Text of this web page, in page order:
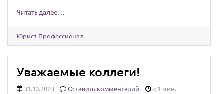
Читать далее…
Юрист-Профессионал
Уважаемые коллеги!
31.10.2023 Оставить комментарий
< 1 мин.